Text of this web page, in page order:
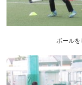
ボールを